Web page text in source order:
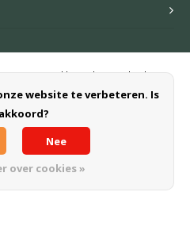
- Powered byLightspeed- Theme
website te verbeteren. Is
Nee
over cookies »